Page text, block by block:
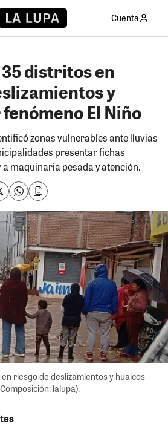
Cuenta
distritos en
y
El Niño
zonas vulnerables ante lluvias
presentar fichas
maquinaria pesada y atención.
riesgo de deslizamientos y huaicos
lalupa).